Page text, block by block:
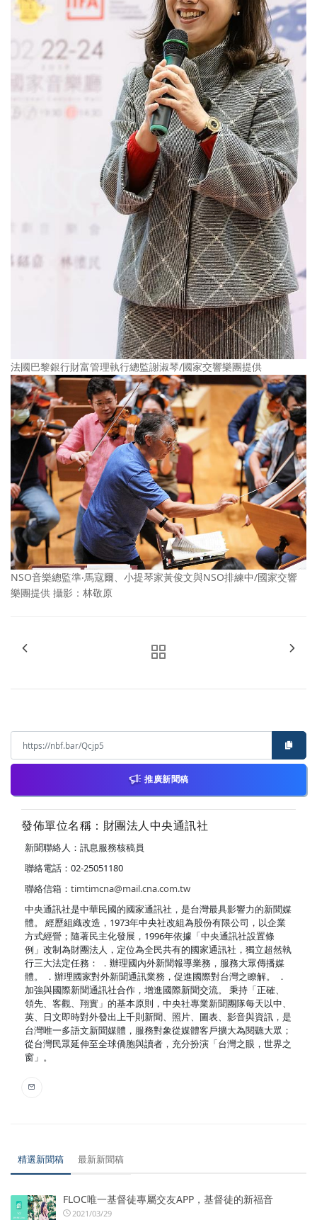
法國巴黎銀行財富管理執行總監謝淑琴/國家交響樂團提供
NSO音樂總監準‧馬寇爾、小提琴家黃俊文與NSO排練中/國家交響
樂團提供 攝影：林敬原
推廣新聞稿
發佈單位名稱：財團法人中央通訊社
新聞聯絡人：訊息服務核稿員
聯絡電話：02-25051180
聯絡信箱： timtimcna@mail.cna.com.tw
中央通訊社是中華民國的國家通訊社，是台灣最具影響力的新聞媒
體。 經歷組織改造，1973年中央社改組為股份有限公司，以企業
方式經營；隨著民主化發展，1996年依據「中央通訊社設置條
例」改制為財團法人，定位為全民共有的國家通訊社，獨立超然執
行三大法定任務： ．辦理國內外新聞報導業務，服務大眾傳播媒
體。 ．辦理國家對外新聞通訊業務，促進國際對台灣之瞭解。 ．
加強與國際新聞通訊社合作，增進國際新聞交流。 秉持「正確、
領先、客觀、翔實」的基本原則，中央社專業新聞團隊每天以中、
英、日文即時對外發出上千則新聞、照片、圖表、影音與資訊，是
台灣唯一多語文新聞媒體，服務對象從媒體客戶擴大為閱聽大眾；
從台灣民眾延伸至全球僑胞與讀者，充分扮演「台灣之眼，世界之
窗」。
精選新聞稿 最新新聞稿
FLOC唯一基督徒專屬交友APP，基督徒的新福音
2021/03/29